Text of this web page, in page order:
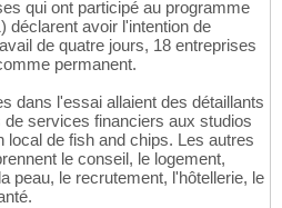
qui ont participé au programme
déclarent avoir l'intention de
de quatre jours, 18 entreprises
permanent.
dans l'essai allaient des détaillants
services financiers aux studios
local de fish and chips. Les autres
le conseil, le logement,
peau, le recrutement, l'hôtellerie, le